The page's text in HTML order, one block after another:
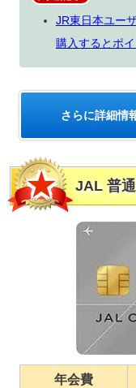
JR東日本ユー
購入するとポ
さらに詳細情
JAL 普
年会費